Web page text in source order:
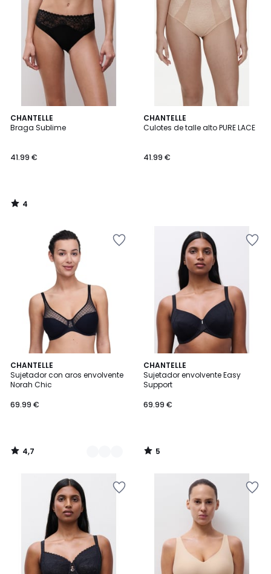
CHANTELLE
Braga Sublime
41.99 €
4
/
4
/
CHANTELLE
Culotes de talle alto PURE LACE
41.99 €
CHANTELLE
Sujetador con aros envolvente
Norah Chic
69.99 €
4,7
/ 5
2
Colores
4,7
/
CHANTELLE
Sujetador envolvente Easy
Support
69.99 €
5
/
5
5
/